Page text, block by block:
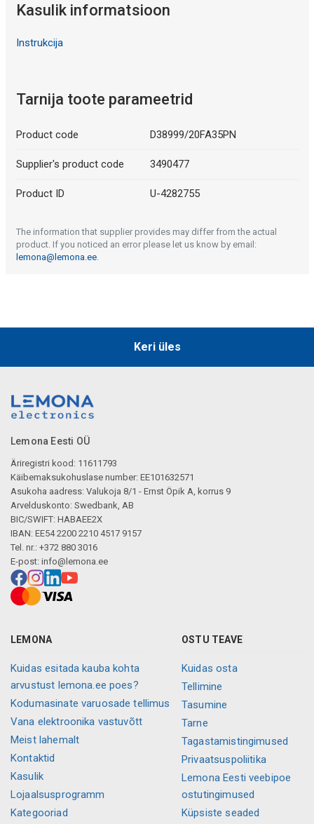
Kasulik informatsioon
Instrukcija
Tarnija toote parameetrid
Product code D38999/20FA35PN
Supplier's product code 3490477
Product ID U-4282755
The information that supplier provides may differ from the actual
product. If you noticed an error please let us know by email:
lemona@lemona.ee.
Keri üles
Lemona Eesti OÜ
Äriregistri kood: 11611793
Käibemaksukohuslase number: EE101632571
Asukoha aadress: Valukoja 8/1 - Ernst Öpik A, korrus 9
Arvelduskonto: Swedbank, AB
BIC/SWIFT: HABAEE2X
IBAN: EE54 2200 2210 4517 9157
Tel. nr.: +372 880 3016
E-post: info@lemona.ee
LEMONA
Kuidas esitada kauba kohta
arvustust lemona.ee poes?
Kodumasinate varuosade tellimus
Vana elektroonika vastuvõtt
Meist lahemalt
Kontaktid
Kasulik
Lojaalsusprogramm
Kategooriad
OSTU TEAVE
Kuidas osta
Tellimine
Tasumine
Tarne
Tagastamistingimused
Privaatsuspoliitika
Lemona Eesti veebipoe
ostutingimused
Küpsiste seaded